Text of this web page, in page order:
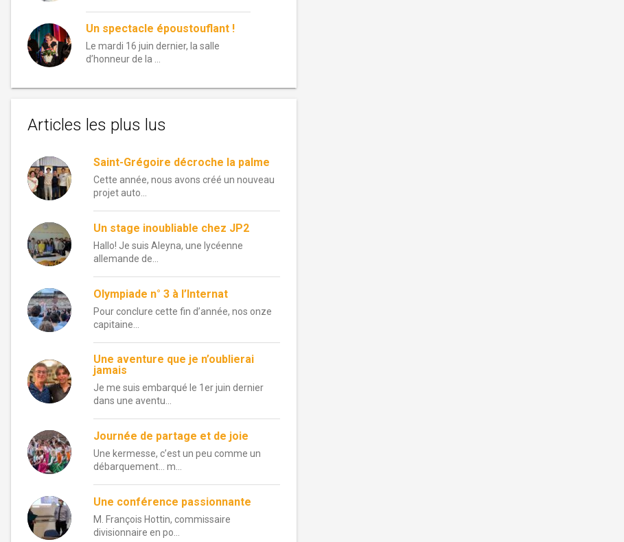
Un spectacle époustouflant !
Le mardi 16 juin dernier, la salle
d’honneur de la …
Articles les plus lus
Saint-Grégoire décroche la palme
Cette année, nous avons créé un nouveau
projet auto...
Un stage inoubliable chez JP2
Hallo! Je suis Aleyna, une lycéenne
allemande de...
Olympiade n° 3 à l’Internat
Pour conclure cette fin d’année, nos onze
capitaine...
Une aventure que je n’oublierai
jamais
Je me suis embarqué le 1er juin dernier
dans une aventu...
Journée de partage et de joie
Une kermesse, c’est un peu comme un
débarquement… m...
Une conférence passionnante
M. François Hottin, commissaire
divisionnaire en po...